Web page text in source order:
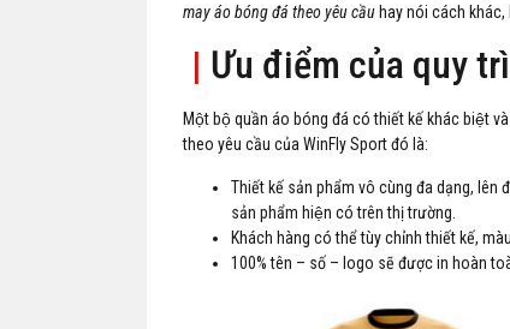
may áo bóng đá theo yêu cầu hay nói cách
| Ưu điểm của quy
Một bộ quần áo bóng đá có thiết kế khác biệt
theo yêu cầu của WinFly Sport đó là:
Thiết kế sản phẩm vô cùng đa dạng,
sản phẩm hiện có trên thị trường.
Khách hàng có thể tùy chỉnh thiết kế,
100% tên – số – logo sẽ được in hoàn